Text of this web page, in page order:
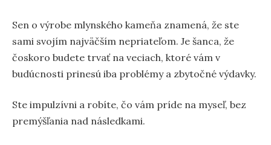
Sen o výrobe mlynského kameňa znamená, že ste
sami svojím najväčším nepriateľom. Je šanca, že
čoskoro budete trvať na veciach, ktoré vám v
budúcnosti prinesú iba problémy a zbytočné výdavky.
Ste impulzívni a robíte, čo vám príde na myseľ, bez
premýšľania nad následkami.